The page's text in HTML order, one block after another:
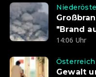
"Brand
14:06 Uhr
Österreich
Gewalt